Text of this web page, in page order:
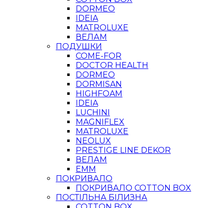
DORMEO
IDEIA
MATROLUXE
ВЕЛАМ
ПОДУШКИ
COME-FOR
DOCTOR HEALTH
DORMEO
DORMISAN
HIGHFOAM
IDEIA
LUCHINI
MAGNIFLEX
MATROLUXE
NEOLUX
PRESTIGE LINE DEKOR
ВЕЛАМ
ЕММ
ПОКРИВАЛО
ПОКРИВАЛО COTTON BOX
ПОСТІЛЬНА БІЛИЗНА